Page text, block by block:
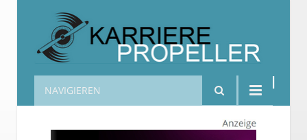
Karrierepropeller
NAVIGIEREN